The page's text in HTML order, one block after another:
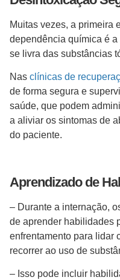
Muitas vezes, a primeira
dependência química é
se livra das substâncias
Nas clínicas de
de forma segura e
saúde, que podem
a aliviar os sintomas de
do paciente.
Aprendizado de
– Durante a internação,
de aprender habilidades
enfrentamento para lidar
recorrer ao uso de
– Isso pode incluir